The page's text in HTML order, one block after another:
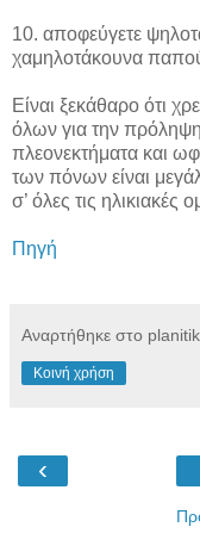
10. αποφεύγετε
χαμηλοτάκουνα
Είναι ξεκάθαρο ότι
όλων για την
πλεονεκτήματα και
των πόνων είναι
σ’ όλες τις ηλικιακές
Πηγή
Αναρτήθηκε στο
Κοινή χρήση
‹